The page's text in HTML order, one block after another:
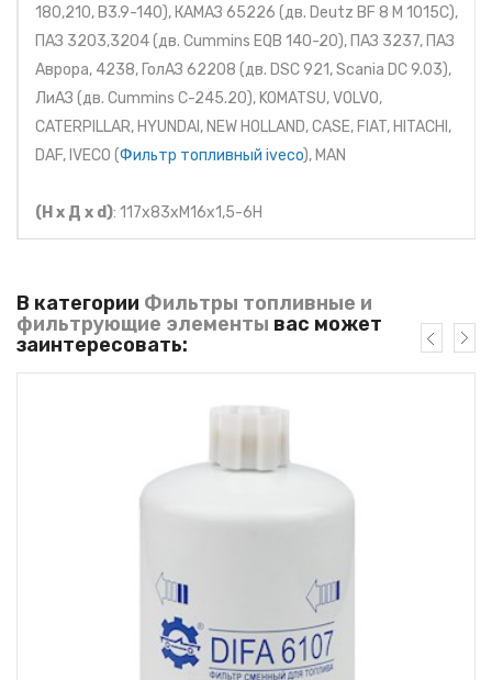
180,210, B3.9-140), КАМАЗ 65226 (дв. Deutz BF 8 M 1015C),
ПАЗ 3203,3204 (дв. Cummins EQB 140-20), ПАЗ 3237, ПАЗ
Аврора, 4238, ГолАЗ 62208 (дв. DSC 921, Scania DC 9.03),
ЛиАЗ (дв. Cummins С-245.20), KOMATSU, VOLVO,
CATERPILLAR, HYUNDAI, NEW HOLLAND, CASE, FIAT, HITACHI,
DAF, IVECO (Фильтр топливный iveco), MAN
(Н х Д х d): 117x83xM16x1,5-6H
В категории Фильтры топливные и
фильтрующие элементы вас может
заинтересовать: